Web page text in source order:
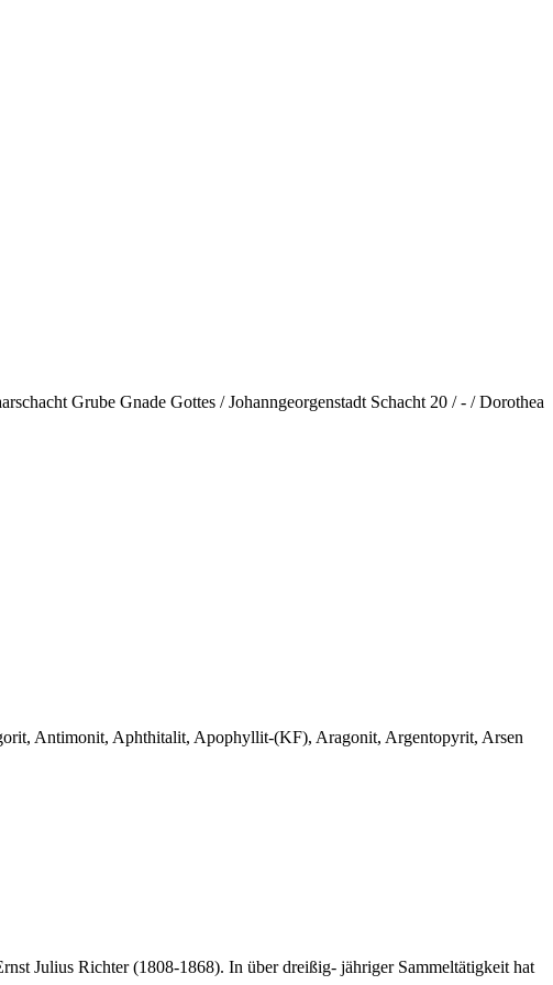
Grube Gnade Gottes / Johanngeorgenstadt Schacht 20 / - / Dorothea
Antimonit, Aphthitalit, Apophyllit-(KF), Aragonit, Argentopyrit, Arsen
Julius Richter (1808-1868). In über dreißig- jähriger Sammeltätigkeit hat